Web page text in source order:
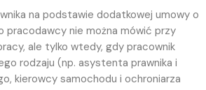
na podstawie dodatkowej umowy o
pracodawcy nie można mówić przy
ale tylko wtedy, gdy pracownik
rodzaju (np. asystenta prawnika i
kierowcy samochodu i ochroniarza